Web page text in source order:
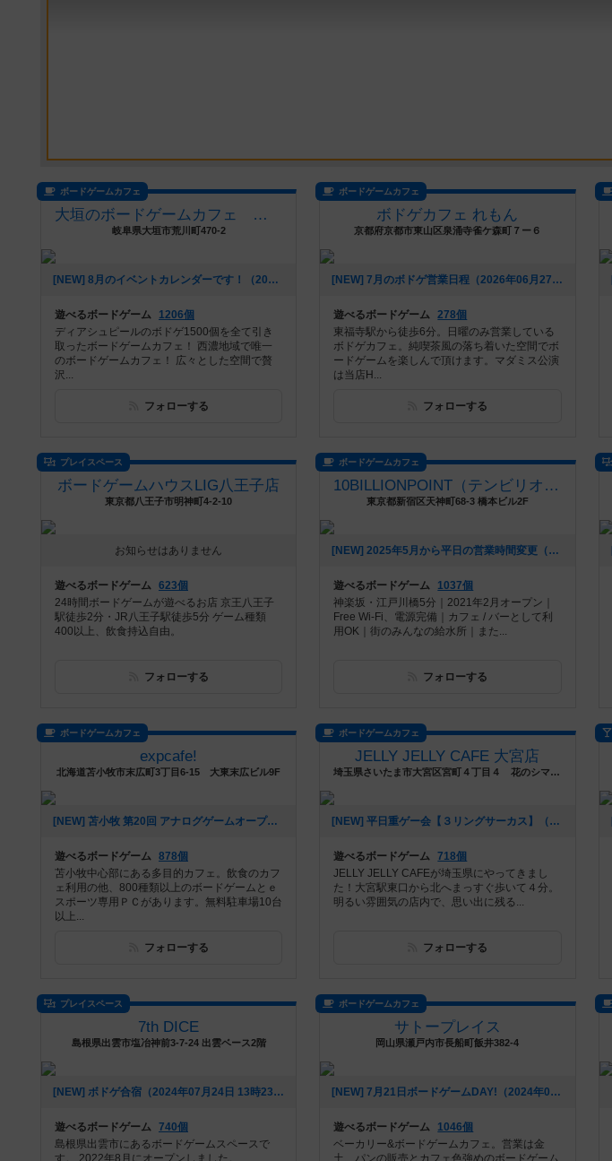
ボードゲームカフェ
大垣のボードゲームカフェ 黒やぎさん
岐阜県大垣市荒川町470-2
[NEW] 8月のイベントカレンダーです！（2026年07月22日 01時06分）
遊べるボードゲーム
1206個
ディアシュピールのボドゲ1500個を全て引き
取ったボードゲームカフェ！ 西濃地域で唯一
のボードゲームカフェ！ 広々とした空間で贅
沢...
フォローする
ボードゲームカフェ
ボドゲカフェ れもん
京都府京都市東山区泉涌寺雀ケ森町７ー６
[NEW] 7月のボドゲ営業日程（2026年06月27日 15時15分）
遊べるボードゲーム 278個
東福寺駅から徒歩6分。日曜のみ営業している
ボドゲカフェ。純喫茶風の落ち着いた空間でボ
ードゲームを楽しんで頂けます。マダミス公演
は当店H...
フォローする
プレイスペース
ボードゲームハウスLIG八王子店
東京都八王子市明神町4-2-10
お知らせはありません
遊べるボードゲーム 623個
24時間ボードゲームが遊べるお店 京王八王子
駅徒歩2分・JR八王子駅徒歩5分 ゲーム種類
400以上、飲食持込自由。
フォローする
ボードゲームカフェ
10BILLIONPOINT（テンビリオンポイント）
東京都新宿区天神町68-3 橋本ビル2F
[NEW] 2025年5月から平日の営業時間変更（19時からになります）（2025年06月20日 16時25分）
遊べるボードゲーム
1037個
神楽坂・江戸川橋5分｜2021年2月オープン｜
Free Wi-Fi、電源完備｜カフェ / バーとして利
用OK｜街のみんなの給水所｜また...
フォローする
ボードゲームカフェ
expcafe!
北海道苫小牧市末広町3丁目6-15 大東末広ビル9F
[NEW] 苫小牧 第20回 アナログゲームオープン会 参加メンバー募集中！（2024年09月05日 23時49分）
遊べるボードゲーム 878個
苫小牧中心部にある多目的カフェ。飲食のカフ
ェ利用の他、800種類以上のボードゲームとｅ
スポーツ専用ＰＣがあります。無料駐車場10台
以上...
フォローする
ボードゲームカフェ
JELLY JELLY CAFE 大宮店
埼玉県さいたま市大宮区宮町４丁目４ 花のシマムラビル ２階
[NEW] 平日重ゲー会【３リングサーカス】（2024年09月01日 15時33分）
遊べるボードゲーム 718個
JELLY JELLY CAFEが埼玉県にやってきまし
た！大宮駅東口から北へまっすぐ歩いて４分。
明るい雰囲気の店内で、思い出に残る...
フォローする
プレイスペース
7th DICE
島根県出雲市塩冶神前3-7-24 出雲ベース2階
[NEW] ボドゲ合宿（2024年07月24日 13時23分）
遊べるボードゲーム 740個
島根県出雲市にあるボードゲームスペースで
す。 2022年8月にオープンしました。
ボードゲームカフェ
サトープレイス
岡山県瀬戸内市長船町飯井382-4
[NEW] 7月21日ボードゲームDAY!（2024年07月02日 02時34分）
遊べるボードゲーム
1046個
ベーカリー&ボードゲームカフェ。営業は金
土、パンの販売とカフェ色強めのボードゲーム